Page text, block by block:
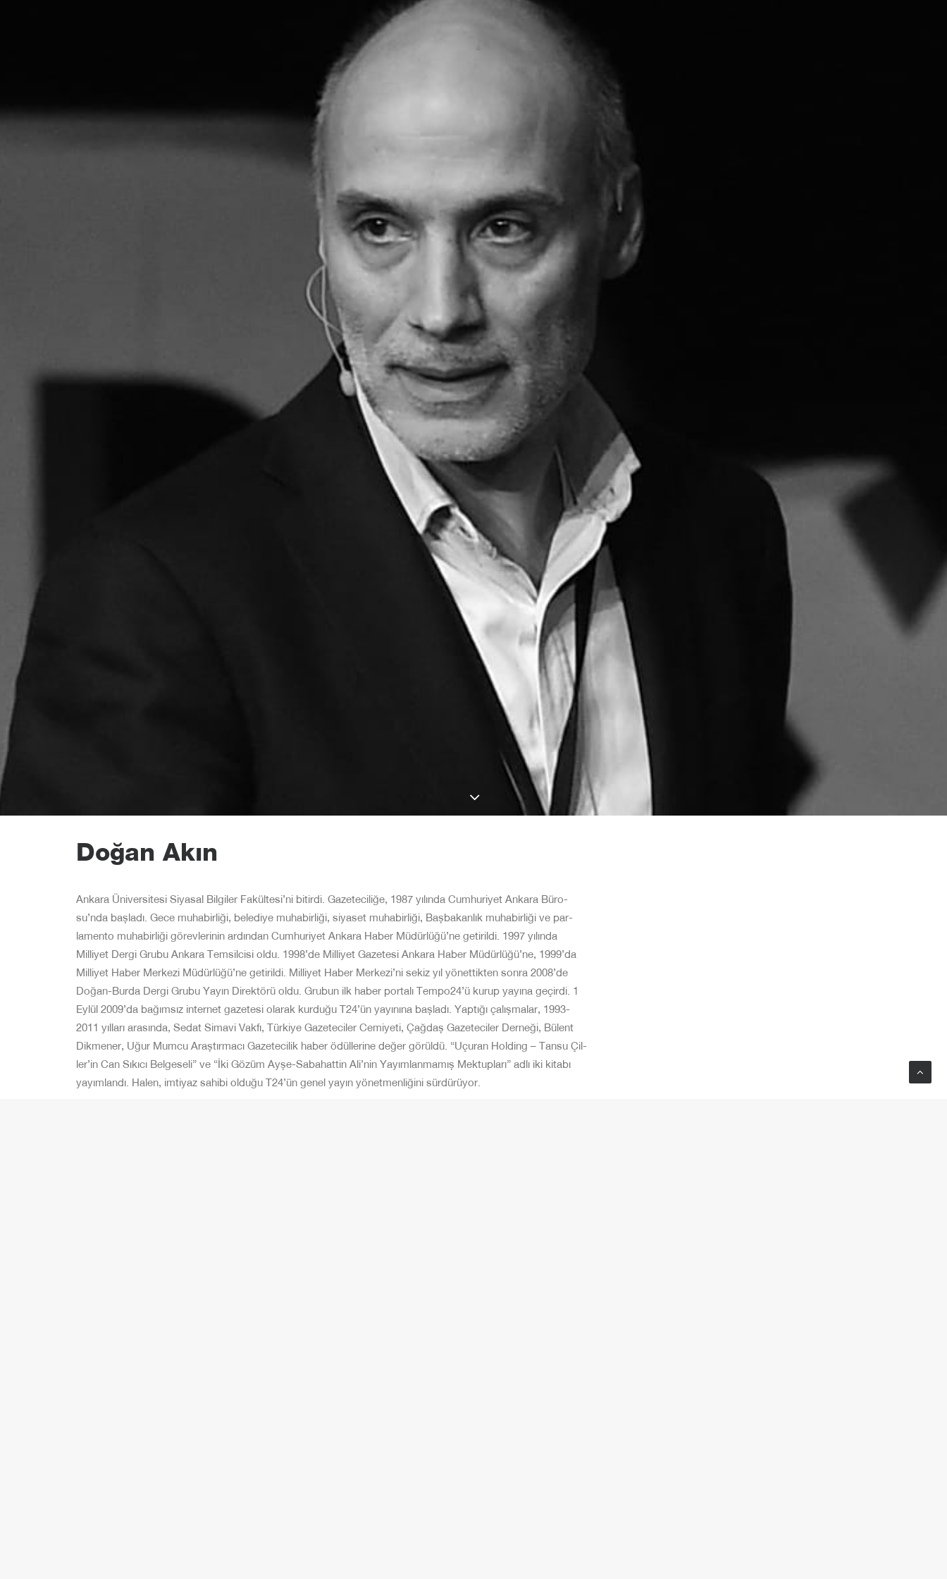
Doğan Akın
Ankara Üniversitesi Siyasal Bilgiler Fakültesi’ni bitirdi. Gazeteciliğe, 1987 yılında Cumhuriyet Ankara Büro-
su’nda başladı. Gece muhabirliği, belediye muhabirliği, siyaset muhabirliği, Başbakanlık muhabirliği ve par-
lamento muhabirliği görevlerinin ardından Cumhuriyet Ankara Haber Müdürlüğü’ne getirildi. 1997 yılında
Milliyet Dergi Grubu Ankara Temsilcisi oldu. 1998’de Milliyet Gazetesi Ankara Haber Müdürlüğü’ne, 1999’da
Milliyet Haber Merkezi Müdürlüğü’ne getirildi. Milliyet Haber Merkezi’ni sekiz yıl yönettikten sonra 2008’de
Doğan-Burda Dergi Grubu Yayın Direktörü oldu. Grubun ilk haber portalı Tempo24’ü kurup yayına geçirdi. 1
Eylül 2009’da bağımsız internet gazetesi olarak kurduğu T24’ün yayınına başladı. Yaptığı çalışmalar, 1993-
2011 yılları arasında, Sedat Simavi Vakfı, Türkiye Gazeteciler Cemiyeti, Çağdaş Gazeteciler Derneği, Bülent
Dikmener, Uğur Mumcu Araştırmacı Gazetecilik haber ödüllerine değer görüldü. “Uçuran Holding – Tansu Çil-
ler’in Can Sıkıcı Belgeseli” ve “İki Gözüm Ayşe-Sabahattin Ali’nin Yayımlanmamış Mektupları” adlı iki kitabı
yayımlandı. Halen, imtiyaz sahibi olduğu T24’ün genel yayın yönetmenliğini sürdürüyor.